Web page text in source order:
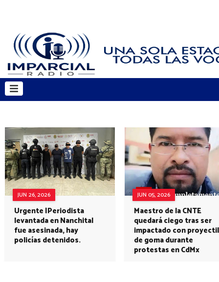
JUN 26, 2026
Urgente |Periodista
levantada en Nanchital
fue asesinada, hay
policías detenidos.
JUN 05, 2026
Maestro de la CNTE
quedará ciego tras ser
impactado con proyectil
de goma durante
protestas en CdMx